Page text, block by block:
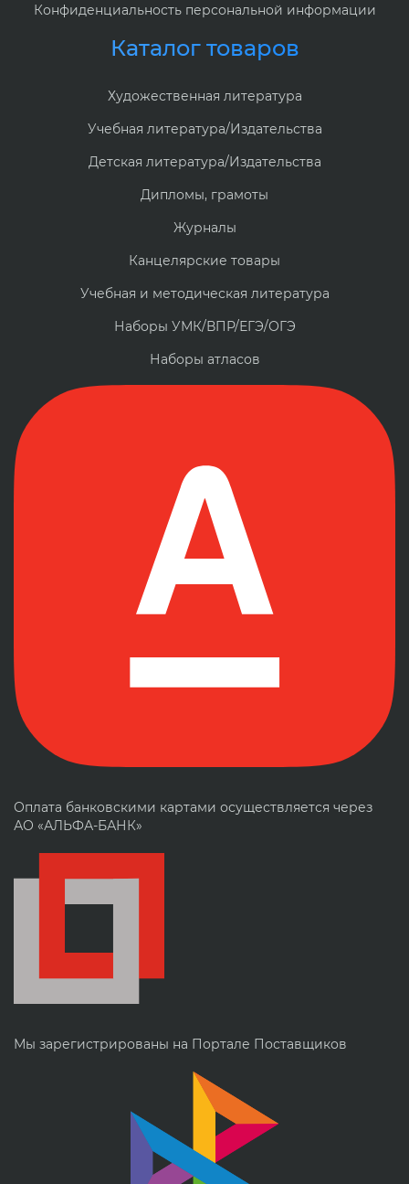
Конфиденциальность персональной информации
Каталог товаров
Художественная литература
Учебная литература/Издательства
Детская литература/Издательства
Дипломы, грамоты
Журналы
Канцелярские товары
Учебная и методическая литература
Наборы УМК/ВПР/ЕГЭ/ОГЭ
Наборы атласов
Оплата банковскими картами осуществляется через
АО «АЛЬФА-БАНК»
Мы зарегистрированы на Портале Поставщиков